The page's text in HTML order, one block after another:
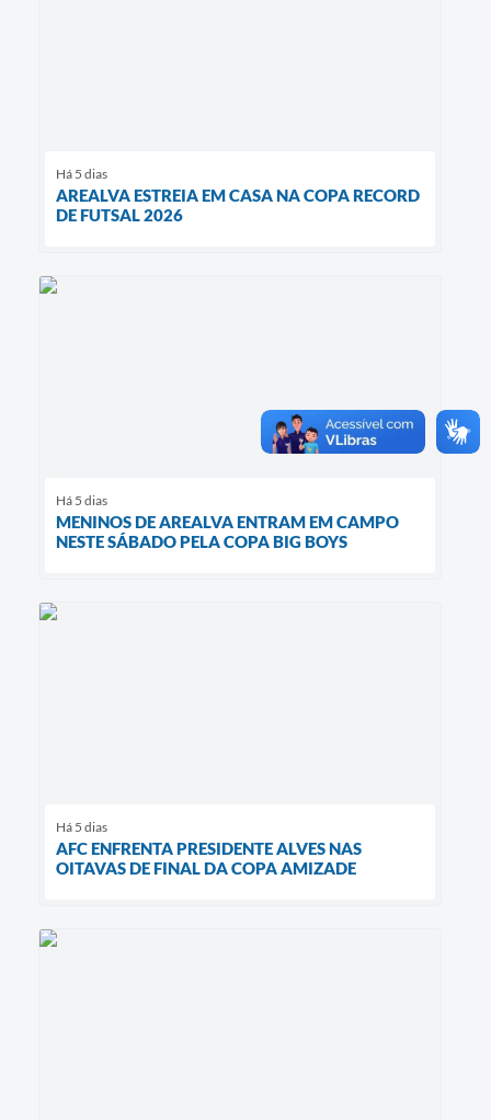
Há 5 dias
AREALVA ESTREIA EM CASA NA COPA RECORD
DE FUTSAL 2026
Há 5 dias
MENINOS DE AREALVA ENTRAM EM CAMPO
NESTE SÁBADO PELA COPA BIG BOYS
Há 5 dias
AFC ENFRENTA PRESIDENTE ALVES NAS
OITAVAS DE FINAL DA COPA AMIZADE